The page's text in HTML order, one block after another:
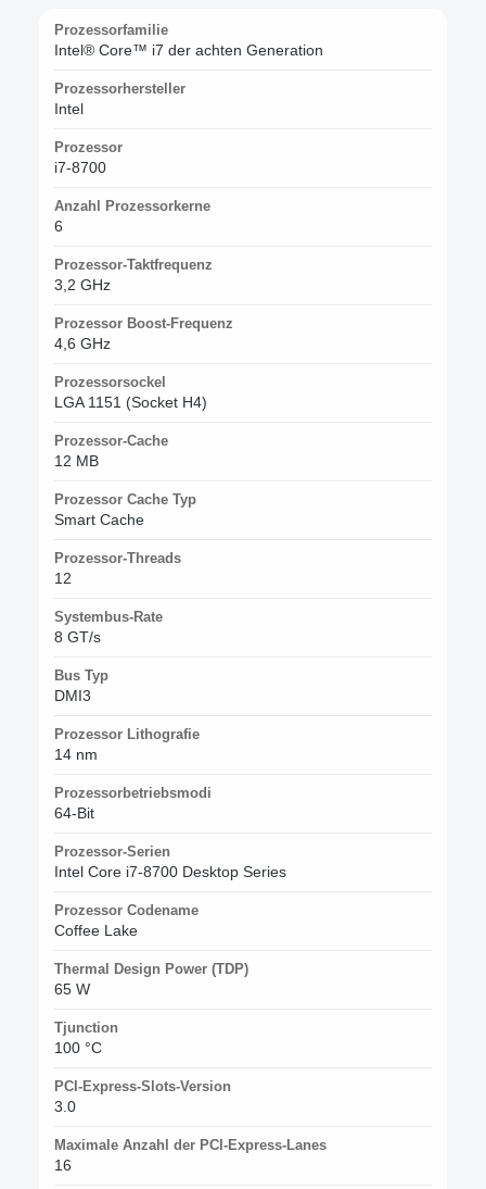
Prozessorfamilie
Intel® Core™ i7 der achten Generation
Prozessorhersteller
Intel
Prozessor
i7-8700
Anzahl Prozessorkerne
6
Prozessor-Taktfrequenz
3,2 GHz
Prozessor Boost-Frequenz
4,6 GHz
Prozessorsockel
LGA 1151 (Socket H4)
Prozessor-Cache
12 MB
Prozessor Cache Typ
Smart Cache
Prozessor-Threads
12
Systembus-Rate
8 GT/s
Bus Typ
DMI3
Prozessor Lithografie
14 nm
Prozessorbetriebsmodi
64-Bit
Prozessor-Serien
Intel Core i7-8700 Desktop Series
Prozessor Codename
Coffee Lake
Thermal Design Power (TDP)
65 W
Tjunction
100 °C
PCI-Express-Slots-Version
3.0
Maximale Anzahl der PCI-Express-Lanes
16